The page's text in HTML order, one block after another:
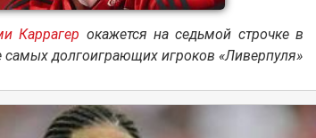
Каррагер окажется на седьмой строчке в
самых долгоиграющих игроков «Ливерпуля»